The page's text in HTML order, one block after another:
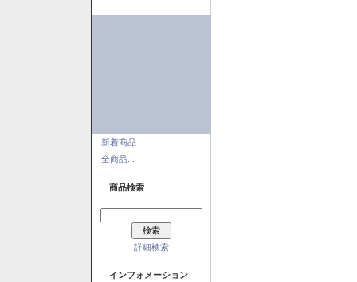
新着商品...
全商品...
商品検索
詳細検索
インフォメーション